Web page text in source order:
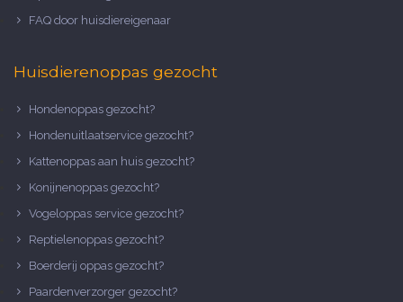
FAQ door huisdiereigenaar
Huisdierenoppas gezocht
Hondenoppas gezocht?
Hondenuitlaatservice gezocht?
Kattenoppas aan huis gezocht?
Konijnenoppas gezocht?
Vogeloppas service gezocht?
Reptielenoppas gezocht?
Boerderij oppas gezocht?
Paardenverzorger gezocht?